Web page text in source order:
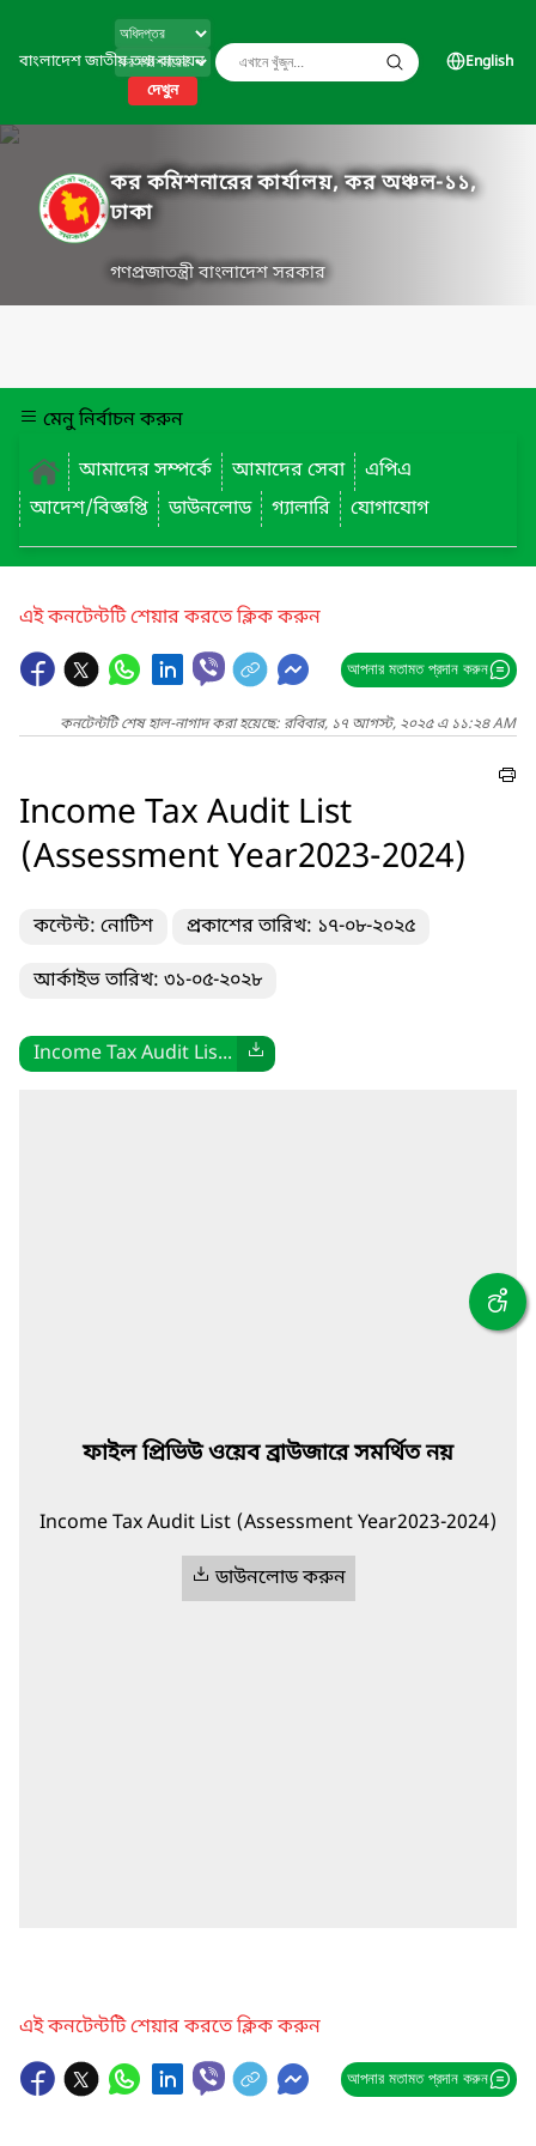
বাংলাদেশ জাতীয় তথ্য বাতায়ন
দেখুন
English
কর কমিশনারের কার্যালয়, কর অঞ্চল-১১,
ঢাকা
গণপ্রজাতন্ত্রী বাংলাদেশ সরকার
মেনু নির্বাচন করুন
আমাদের সম্পর্কে
আমাদের সেবা
এপিএ
আদেশ/বিজ্ঞপ্তি
ডাউনলোড গ্যালারি যোগাযোগ
এই কনটেন্টটি শেয়ার করতে ক্লিক করুন
আপনার মতামত প্রদান করুন
কনটেন্টটি শেষ হাল-নাগাদ করা হয়েছে: রবিবার, ১৭ আগস্ট, ২০২৫ এ ১১:২৪ AM
Income Tax Audit List
(Assessment Year2023-2024)
কন্টেন্ট: নোটিশ প্রকাশের তারিখ: ১৭-০৮-২০২৫
আর্কাইভ তারিখ: ৩১-০৫-২০২৮
Income Tax Audit Lis...
ফাইল প্রিভিউ ওয়েব ব্রাউজারে সমর্থিত নয়
Income Tax Audit List (Assessment Year2023-2024)
ডাউনলোড করুন
এই কনটেন্টটি শেয়ার করতে ক্লিক করুন
আপনার মতামত প্রদান করুন